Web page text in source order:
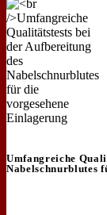
Umfangreiche
Nabelschnurblutes